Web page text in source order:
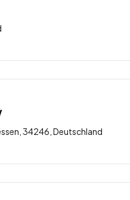
34246, Deutschland